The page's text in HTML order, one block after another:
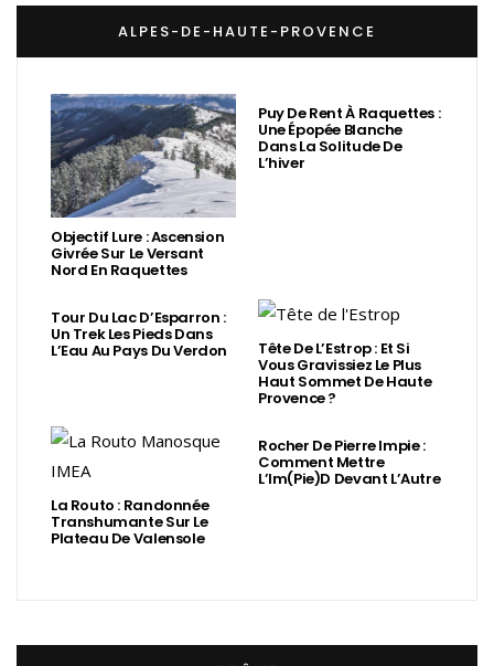
ALPES-DE-HAUTE-PROVENCE
Objectif Lure : Ascension
Givrée Sur Le Versant
Nord En Raquettes
Puy De Rent À Raquettes :
Une Épopée Blanche
Dans La Solitude De
L’hiver
Tour Du Lac D’Esparron :
Un Trek Les Pieds Dans
L’Eau Au Pays Du Verdon Tête De L’Estrop : Et Si
Vous Gravissiez Le Plus
Haut Sommet De Haute
Provence ?
La Routo : Randonnée
Transhumante Sur Le
Plateau De Valensole
Rocher De Pierre Impie :
Comment Mettre
L’Im(Pie)d Devant L’Autre